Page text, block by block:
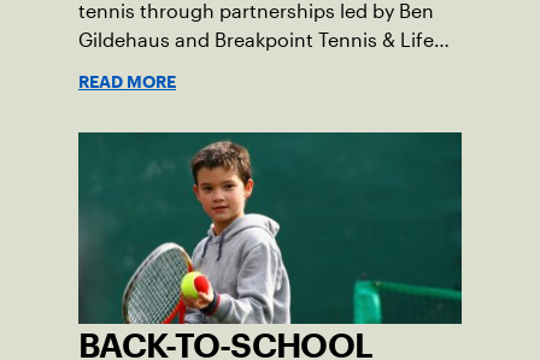
tennis through partnerships led by Ben
Gildehaus and Breakpoint Tennis & Life
READ MORE
BACK-TO-SCHOOL